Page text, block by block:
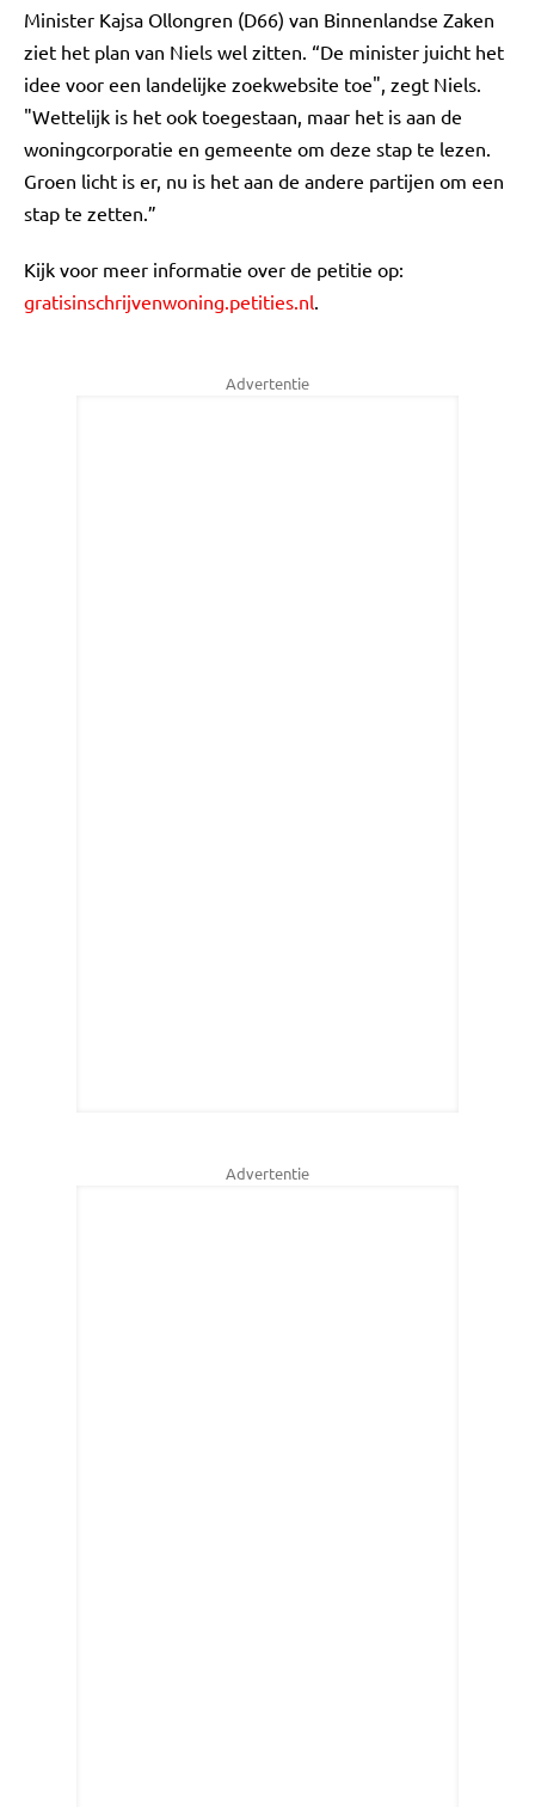
Minister Kajsa Ollongren (D66) van Binnenlandse Zaken
ziet het plan van Niels wel zitten. “De minister juicht het
idee voor een landelijke zoekwebsite toe", zegt Niels.
"Wettelijk is het ook toegestaan, maar het is aan de
woningcorporatie en gemeente om deze stap te lezen.
Groen licht is er, nu is het aan de andere partijen om een
stap te zetten.”
Kijk voor meer informatie over de petitie op:
gratisinschrijvenwoning.petities.nl.
Advertentie
Advertentie